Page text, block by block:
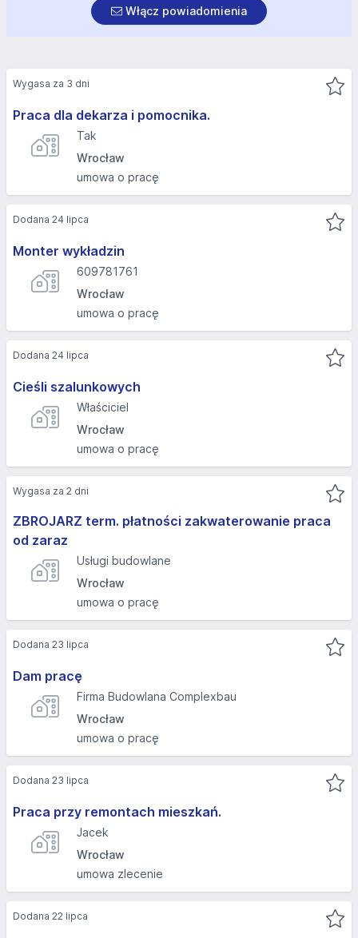
Włącz powiadomienia
Praca dla dekarza i pomocnika.
Tak
Wrocław
umowa o pracę
Wygasa za 3 dni
Monter wykładzin
609781761
Wrocław
umowa o pracę
Dodana 24 lipca
Cieśli szalunkowych
Właściciel
Wrocław
umowa o pracę
Dodana 24 lipca
ZBROJARZ term. płatności zakwaterowanie praca
od zaraz
Usługi budowlane
Wrocław
umowa o pracę
Wygasa za 2 dni
Dam pracę
Firma Budowlana Complexbau
Wrocław
umowa o pracę
Dodana 23 lipca
Praca przy remontach mieszkań.
Jacek
Wrocław
umowa zlecenie
Dodana 23 lipca
Dodana 22 lipca